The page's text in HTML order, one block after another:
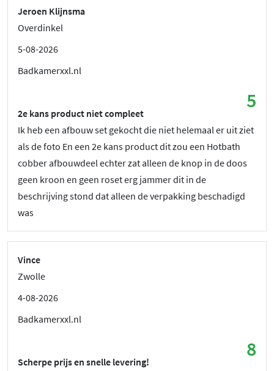
Jeroen Klijnsma
Overdinkel
5-08-2026
Badkamerxxl.nl
5
2e kans product niet compleet
Ik heb een afbouw set gekocht die niet helemaal er uit ziet
als de foto En een 2e kans product dit zou een Hotbath
cobber afbouwdeel echter zat alleen de knop in de doos
geen kroon en geen roset erg jammer dit in de
beschrijving stond dat alleen de verpakking beschadigd
was
Vince
Zwolle
4-08-2026
Badkamerxxl.nl
8
Scherpe prijs en snelle levering!